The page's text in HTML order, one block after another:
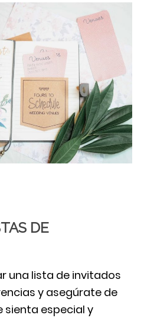
DE
una lista de invitados
y asegúrate de
sienta especial y